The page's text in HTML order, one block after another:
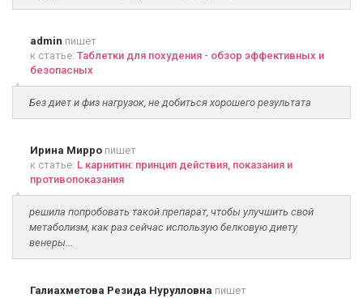
admin пишет
к статье: Таблетки для похудения - обзор эффективных и
безопасных
Без диет и физ нагрузок, не добиться хорошего результата
Ирина Мирро пишет
к статье: L карнитин: принцип действия, показания и
противопоказания
решила попробовать такой препарат, чтобы улучшить свой
метаболизм, как раз сейчас использую белковую диету
венеры...
Галиахметова Резида Нурулловна пишет